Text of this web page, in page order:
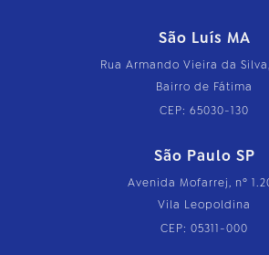
São Luís MA
Rua Armando Vieira da Silva,
Bairro de Fátima
CEP: 65030-130
São Paulo SP
Avenida Mofarrej, nº
Vila Leopoldina
CEP: 05311-000